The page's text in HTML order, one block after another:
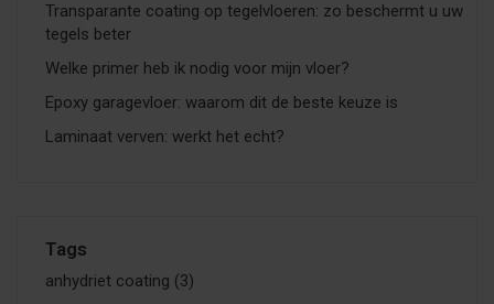
Transparante coating op tegelvloeren: zo beschermt u uw
tegels beter
Welke primer heb ik nodig voor mijn vloer?
Epoxy garagevloer: waarom dit de beste keuze is
Laminaat verven: werkt het echt?
Tags
anhydriet coating (3)